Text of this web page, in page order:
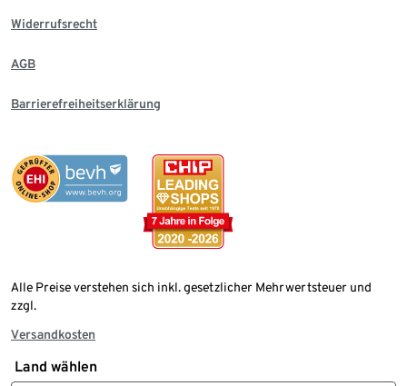
Widerrufsrecht
AGB
Barrierefreiheitserklärung
Alle Preise verstehen sich inkl. gesetzlicher Mehrwertsteuer und
zzgl.
Versandkosten
Land wählen